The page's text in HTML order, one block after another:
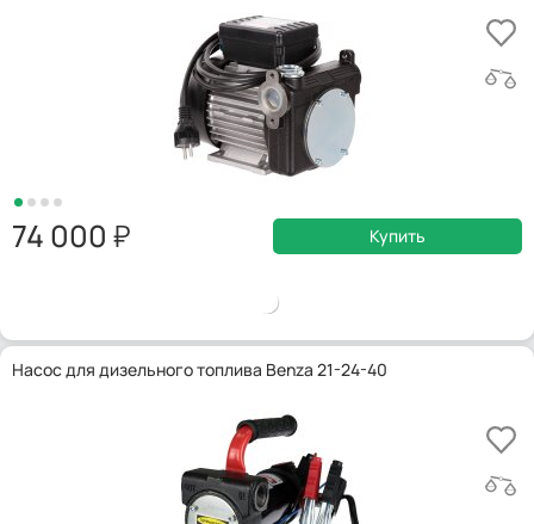
74 000 Купить
Насос для дизельного топлива Benza 21-24-40